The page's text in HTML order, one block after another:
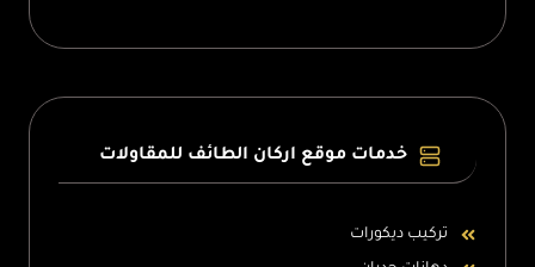
خدمات موقع اركان الطائف للمقاولات
تركيب ديكورات